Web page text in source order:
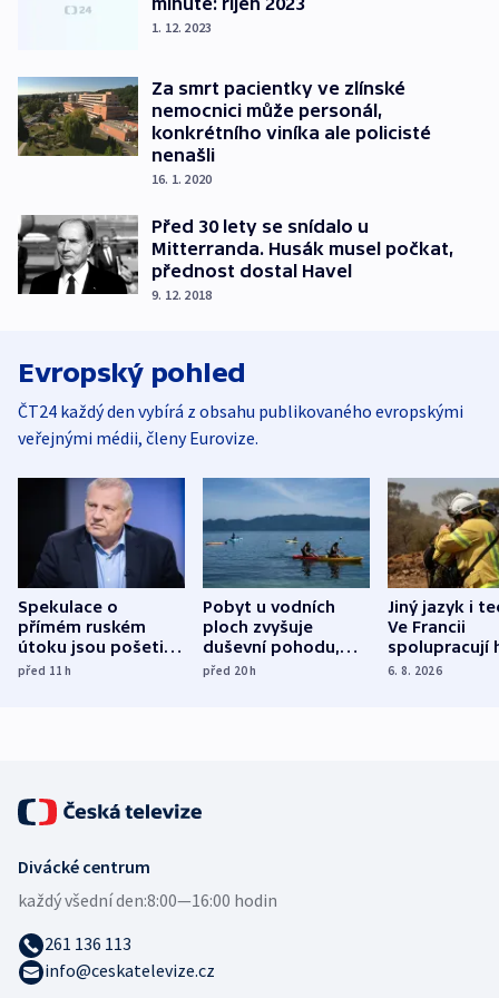
1. 12. 2023
Za smrt pacientky ve zlínské
nemocnici může personál,
konkrétního viníka ale policisté
nenašli
16. 1. 2020
Před 30 lety se snídalo u
Mitterranda. Husák musel počkat,
přednost dostal Havel
9. 12. 2018
Evropský pohled
ČT24 každý den vybírá z obsahu publikovaného evropskými
veřejnými médii, členy Eurovize.
Spekulace o
přímém ruském
útoku jsou pošetilé,
míní estonský
před 11h
Pobyt u vodních
ploch zvyšuje
duševní pohodu,
ukázala
před 20h
Jiný jazyk i
Ve Francii
spolupracují
různých zemí
6. 8. 2026
Divácké centrum
každý všední den:8:00—16:00 hodin
261 136 113
info@ceskatelevize.cz